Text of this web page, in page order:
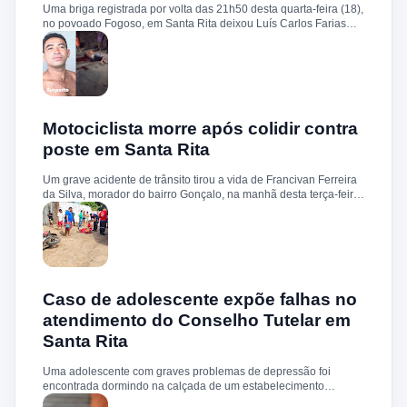
Uma briga registrada por volta das 21h50 desta quarta-feira (18),
no povoado Fogoso, em Santa Rita deixou Luís Carlos Farias
Alves gravemente ferido. Segundo informações, ele e o suspeito
Benedito Alves dos Santos estavam ingerindo bebida alcoólica
quando teve início uma discussão. Durante a confusão, Benedito
quebrou uma garrafa e desferiu vários golpes contra a vítima.
Luís Carlos foi socorrido e, devido à gravidade dos ferimentos,
localizado em sua residência, preso e encaminhado à Delegacia
de Rosário para os procedimentos legais.
Motociclista morre após colidir contra
poste em Santa Rita
Um grave acidente de trânsito tirou a vida de Francivan Ferreira
da Silva, morador do bairro Gonçalo, na manhã desta terça-feira
(02). De acordo com informações, Francivan seguia de
motocicleta com a esposa no sentido Areias–Santa Rita quando
perdeu o controle do veículo nas proximidades da ponte de
Carema, colidindo violentamente contra um poste. A vítima
sofreu traumatismo craniano e morreu ainda no local. A esposa,
Francivan foi encaminhado ao necrotério do Hospital Municipal
de Santa Rita para os procedimentos de praxe.
Caso de adolescente expõe falhas no
atendimento do Conselho Tutelar em
Santa Rita
Uma adolescente com graves problemas de depressão foi
encontrada dormindo na calçada de um estabelecimento
comercial, no centro de Santa Rita, após um surto. O caso